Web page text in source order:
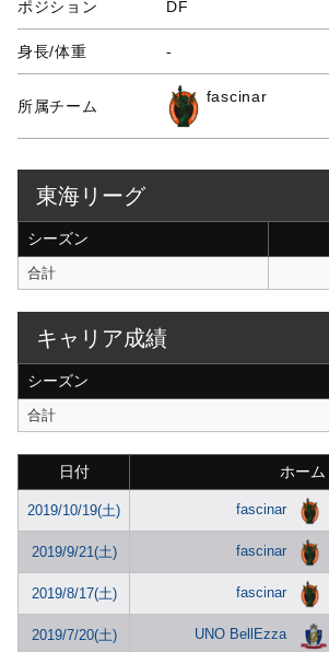
ポジション DF
身長/体重 -
所属チーム
fascinar
東海リーグ
シーズン
合計
キャリア成績
シーズン
合計
日付 ホーム
2019/10/19(土) fascinar
2019/9/21(土) fascinar
2019/8/17(土) fascinar
2019/7/20(土) UNO BellEzza